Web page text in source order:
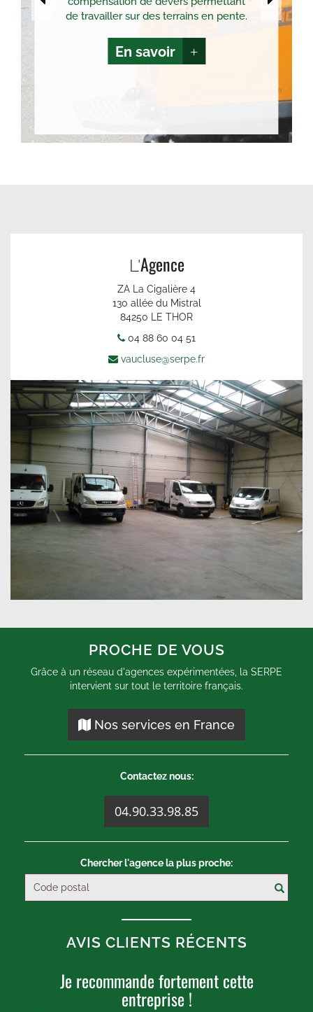
de travailler sur des terrains en pente.
En savoir +
L'Agence
ZA La Cigalière 4
130 allée du Mistral
84250 LE THOR
04 88 60 04 51
vaucluse@serpe.fr
PROCHE DE VOUS
Grâce à un réseau d'agences expérimentées, la SERPE
intervient sur tout le territoire français.
Nos services en France
Contactez nous:
04.90.33.98.85
Chercher l'agence la plus proche:
AVIS CLIENTS RÉCENTS
Je recommande fortement cette
entreprise !